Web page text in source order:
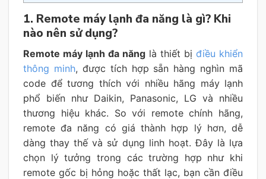
1. Remote máy lạnh đa năng là gì? Khi
nào nên sử dụng?
Remote máy lạnh đa năng là thiết bị điều khiển
thông minh, được tích hợp sẵn hàng nghìn mã
code để tương thích với nhiều hãng máy lạnh
phổ biến như Daikin, Panasonic, LG và nhiều
thương hiệu khác. So với remote chính hãng,
remote đa năng có giá thành hợp lý hơn, dễ
dàng thay thế và sử dụng linh hoạt. Đây là lựa
chọn lý tưởng trong các trường hợp như khi
remote gốc bị hỏng hoặc thất lạc, bạn cần điều